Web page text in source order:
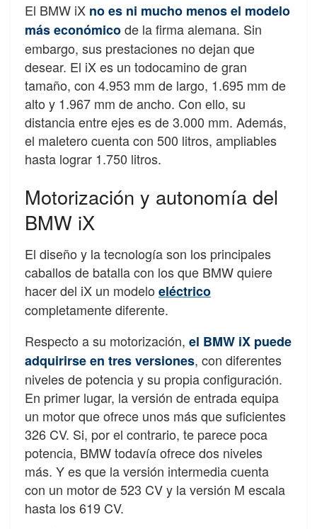
El BMW iX no es ni mucho menos el modelo
más económicode la firma alemana. Sin
embargo, sus prestaciones no dejan que
desear. El iX es un todocamino de gran
tamaño, con 4.953 mm de largo, 1.695 mm de
alto y 1.967 mm de ancho. Con ello, su
distancia entre ejes es de 3.000 mm. Además,
el maletero cuenta con 500 litros, ampliables
hasta lograr 1.750 litros.
Motorización y autonomía del
BMW iX
El diseño y la tecnología son los principales
caballos de batalla con los que BMW quiere
hacer del iX un modelo eléctrico
completamente diferente.
Respecto a su motorización, el BMW iX puede
adquirirse en tres versiones, con diferentes
niveles de potencia y su propia configuración.
En primer lugar, la versión de entrada equipa
un motor que ofrece unos más que suficientes
326 CV. Si, por el contrario, te parece poca
potencia, BMW todavía ofrece dos niveles
más. Y es que la versión intermedia cuenta
con un motor de 523 CV y la versión M escala
hasta los 619 CV.